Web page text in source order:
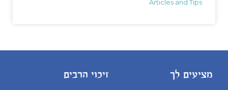
Articles and Tips
מציעים לך זיכוי הרבים